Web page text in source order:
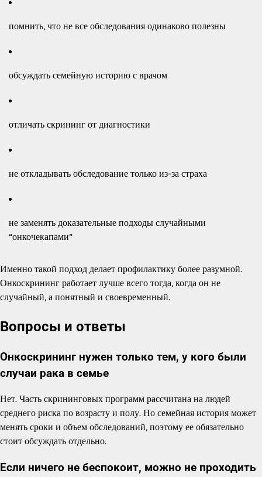
помнить, что не все обследования одинаково полезны
обсуждать семейную историю с врачом
отличать скрининг от диагностики
не откладывать обследование только из-за страха
не заменять доказательные подходы случайными
“онкочекапами”
Именно такой подход делает профилактику более разумной.
Онкоскрининг работает лучше всего тогда, когда он не
случайный, а понятный и своевременный.
Вопросы и ответы
Онкоскрининг нужен только тем, у кого были
случаи рака в семье
Нет. Часть скрининговых программ рассчитана на людей
среднего риска по возрасту и полу. Но семейная история может
менять сроки и объем обследований, поэтому ее обязательно
стоит обсуждать отдельно.
Если ничего не беспокоит, можно не проходить